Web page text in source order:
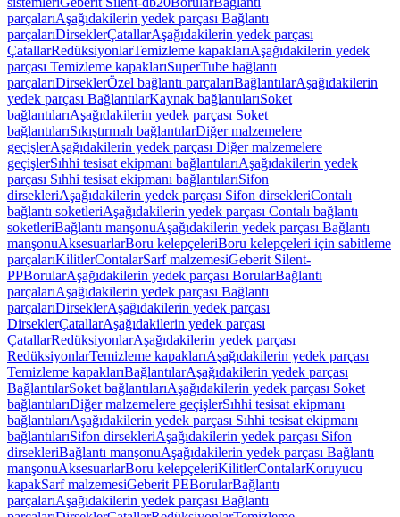
parçalarıAşağıdakilerin yedek parçası Bağlantı
parçalarıDirseklerÇatallarAşağıdakilerin yedek parçası
ÇatallarRedüksiyonlarTemizleme kapaklarıAşağıdakilerin yedek
parçası Temizleme kapaklarıSuperTube bağlantı
parçalarıDirseklerÖzel bağlantı parçalarıBağlantılarAşağıdakilerin
yedek parçası BağlantılarKaynak bağlantılarıSoket
bağlantılarıAşağıdakilerin yedek parçası Soket
bağlantılarıSıkıştırmalı bağlantılarDiğer malzemelere
geçişlerAşağıdakilerin yedek parçası Diğer malzemelere
geçişlerSıhhi tesisat ekipmanı bağlantılarıAşağıdakilerin yedek
parçası Sıhhi tesisat ekipmanı bağlantılarıSifon
dirsekleriAşağıdakilerin yedek parçası Sifon dirsekleriContalı
bağlantı soketleriAşağıdakilerin yedek parçası Contalı bağlantı
soketleriBağlantı manşonuAşağıdakilerin yedek parçası Bağlantı
manşonuAksesuarlarBoru kelepçeleriBoru kelepçeleri için sabitleme
parçalarıKilitlerContalarSarf malzemesiGeberit Silent-
PPBorularAşağıdakilerin yedek parçası BorularBağlantı
parçalarıAşağıdakilerin yedek parçası Bağlantı
parçalarıDirseklerAşağıdakilerin yedek parçası
DirseklerÇatallarAşağıdakilerin yedek parçası
ÇatallarRedüksiyonlarAşağıdakilerin yedek parçası
RedüksiyonlarTemizleme kapaklarıAşağıdakilerin yedek parçası
Temizleme kapaklarıBağlantılarAşağıdakilerin yedek parçası
BağlantılarSoket bağlantılarıAşağıdakilerin yedek parçası Soket
bağlantılarıDiğer malzemelere geçişlerSıhhi tesisat ekipmanı
bağlantılarıAşağıdakilerin yedek parçası Sıhhi tesisat ekipmanı
bağlantılarıSifon dirsekleriAşağıdakilerin yedek parçası Sifon
dirsekleriBağlantı manşonuAşağıdakilerin yedek parçası Bağlantı
manşonuAksesuarlarBoru kelepçeleriKilitlerContalarKoruyucu
kapakSarf malzemesiGeberit PEBorularBağlantı
parçalarıAşağıdakilerin yedek parçası Bağlantı